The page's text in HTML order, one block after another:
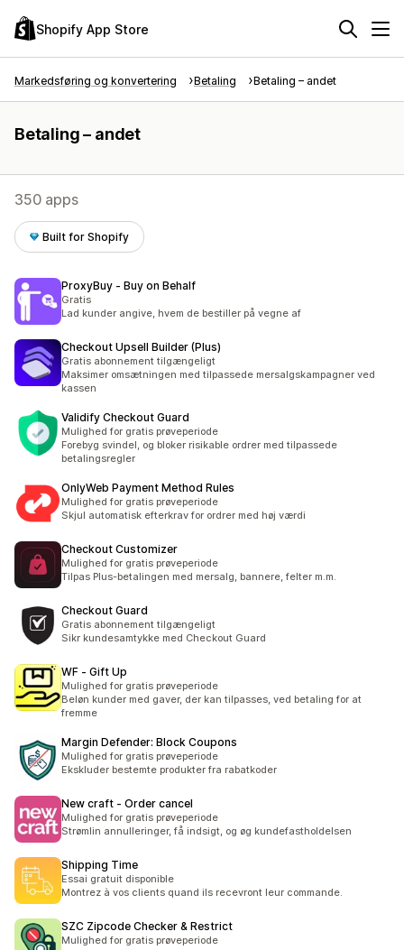
Shopify App Store
Markedsføring og konvertering Betaling Betaling – andet
Betaling – andet
350 apps
Built for Shopify
ProxyBuy ‑ Buy on Behalf
Gratis
Lad kunder angive, hvem de bestiller på vegne af
Checkout Upsell Builder (Plus)
Gratis abonnement tilgængeligt
Maksimer omsætningen med tilpassede mersalgskampagner ved
kassen
Validify Checkout Guard
Mulighed for gratis prøveperiode
Forebyg svindel, og bloker risikable ordrer med tilpassede
betalingsregler
OnlyWeb Payment Method Rules
Mulighed for gratis prøveperiode
Skjul automatisk efterkrav for ordrer med høj værdi
Checkout Customizer
Mulighed for gratis prøveperiode
Tilpas Plus-betalingen med mersalg, bannere, felter m.m.
Checkout Guard
Gratis abonnement tilgængeligt
Sikr kundesamtykke med Checkout Guard
WF ‑ Gift Up
Mulighed for gratis prøveperiode
Beløn kunder med gaver, der kan tilpasses, ved betaling for at
fremme
Margin Defender: Block Coupons
Mulighed for gratis prøveperiode
Ekskluder bestemte produkter fra rabatkoder
New craft ‑ Order cancel
Mulighed for gratis prøveperiode
Strømlin annulleringer, få indsigt, og øg kundefastholdelsen
Shipping Time
Essai gratuit disponible
Montrez à vos clients quand ils recevront leur commande.
SZC Zipcode Checker & Restrict
Mulighed for gratis prøveperiode